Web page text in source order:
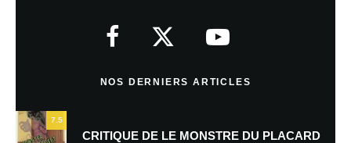
NOS DERNIERS ARTICLES
7.5
CRITIQUE DE LE MONSTRE DU PLACARD